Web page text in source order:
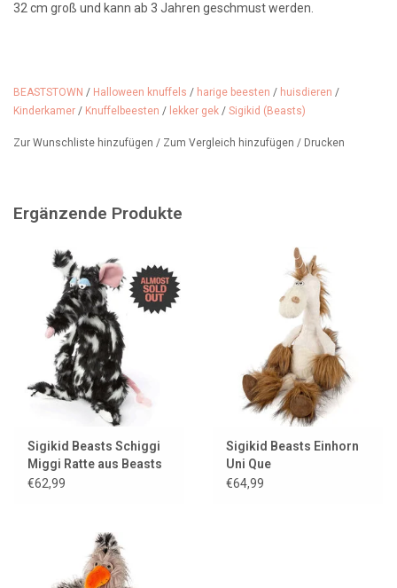
32 cm groß und kann ab 3 Jahren geschmust werden.
BEASTSTOWN / Halloween knuffels / harige beesten / huisdieren /
Kinderkamer / Knuffelbeesten / lekker gek / Sigikid (Beasts)
Zur Wunschliste hinzufügen / Zum Vergleich hinzufügen / Drucken
Ergänzende Produkte
Sigikid Beasts Schiggi
Miggi Ratte aus Beasts
Town
€62,99
Sigikid Beasts Einhorn
Uni Que
€64,99